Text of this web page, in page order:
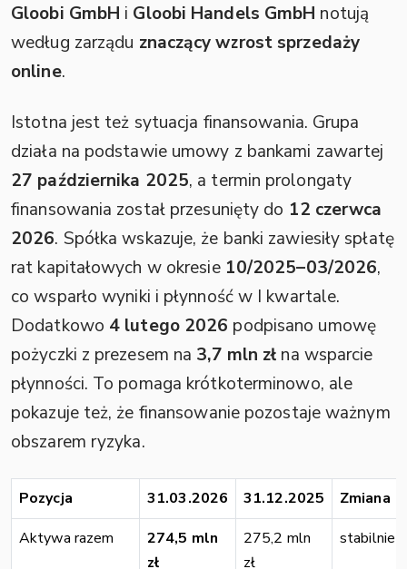
Gloobi GmbH i Gloobi Handels GmbH notują
według zarządu znaczący wzrost sprzedaży
online.
Istotna jest też sytuacja finansowania. Grupa
działa na podstawie umowy z bankami zawartej
27 października 2025, a termin prolongaty
finansowania został przesunięty do 12 czerwca
2026. Spółka wskazuje, że banki zawiesiły spłatę
rat kapitałowych w okresie 10/2025–03/2026,
co wsparło wyniki i płynność w I kwartale.
Dodatkowo 4 lutego 2026 podpisano umowę
pożyczki z prezesem na 3,7 mln zł na wsparcie
płynności. To pomaga krótkoterminowo, ale
pokazuje też, że finansowanie pozostaje ważnym
obszarem ryzyka.
Pozycja 31.03.2026 31.12.2025
Zmiana
Aktywa razem
274,5 mln
zł
275,2 mln
zł
stabilnie